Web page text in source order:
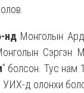
ндМонголын
Сэргэн
” болсон. Тус нам
д олонхи